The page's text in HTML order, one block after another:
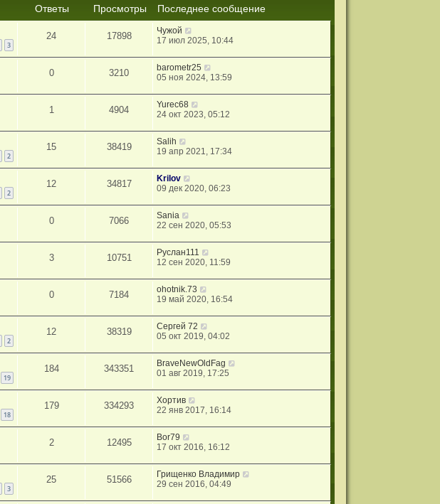
Ответы Просмотры
Последнее сообщение
3
24 17898
Чужой
17 июл 2025, 10:44
0 3210
barometr25
05 ноя 2024, 13:59
1 4904
Yurec68
24 окт 2023, 05:12
2
15 38419
Salih
19 апр 2021, 17:34
2
12 34817
Krilov
09 дек 2020, 06:23
0 7066
Sania
22 сен 2020, 05:53
3 10751
Руслан111
12 сен 2020, 11:59
0 7184
ohotnik.73
19 май 2020, 16:54
2
12 38319
Сергей 72
05 окт 2019, 04:02
19
184 343351
BraveNewOldFag
01 авг 2019, 17:25
18
179 334293
Хортив
22 янв 2017, 16:14
2 12495
Bor79
17 окт 2016, 16:12
3
25 51566
Грищенко Владимир
29 сен 2016, 04:49